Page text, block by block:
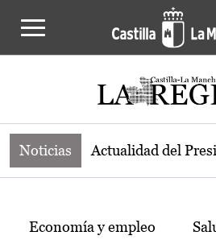
Noticias de la región
Noticias Actualidad del
Temas
Economía y empleo